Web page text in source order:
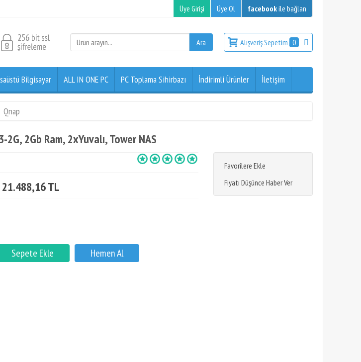
Üye Girişi Üye Ol facebookile bağlan
Alışveriş Sepetim 0
Bilgisayar ALL IN ONE PC PC Toplama Sihirbazı İndirimli Ürünler İletişim
Qnap
2G, 2Gb Ram, 2xYuvalı, Tower NAS
Favorilere Ekle
Fiyatı Düşünce Haber Ver
21.488,16 TL